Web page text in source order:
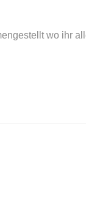
wo ihr